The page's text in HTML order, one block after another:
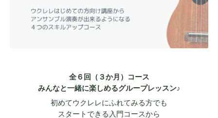
全６回（３か月）コース
みんなと一緒に楽しめるグループレッスン♪
初めてウクレレにふれてみる方でも
スタートできる入門コースから